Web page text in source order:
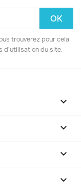
trouverez pour cela
d'utilisation du site.



keyboard_arrow_down